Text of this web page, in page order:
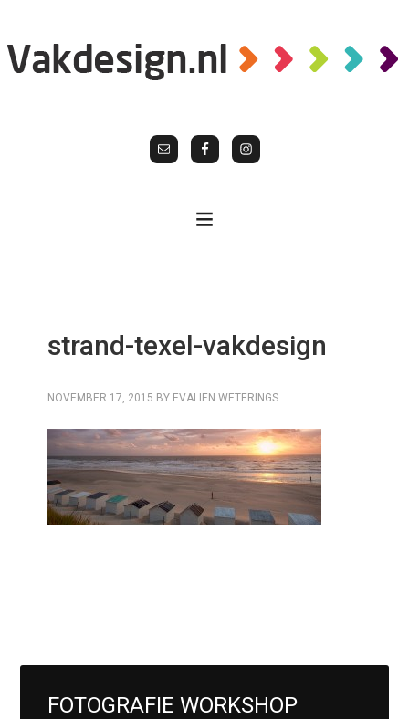
strand-texel-vakdesign
NOVEMBER 17, 2015 BY EVALIEN WETERINGS
FOTOGRAFIE WORKSHOP